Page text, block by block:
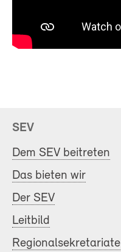
SEV
Dem SEV beitreten
Das bieten wir
Der SEV
Leitbild
Regionalsekretariate